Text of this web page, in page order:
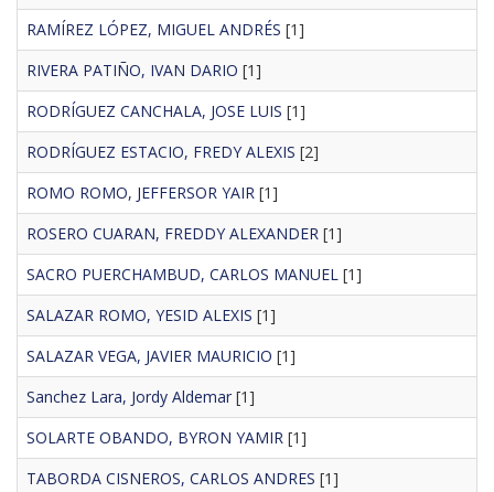
RAMÍREZ LÓPEZ, MIGUEL ANDRÉS [1]
RIVERA PATIÑO, IVAN DARIO [1]
RODRÍGUEZ CANCHALA, JOSE LUIS [1]
RODRÍGUEZ ESTACIO, FREDY ALEXIS [2]
ROMO ROMO, JEFFERSOR YAIR [1]
ROSERO CUARAN, FREDDY ALEXANDER [1]
SACRO PUERCHAMBUD, CARLOS MANUEL [1]
SALAZAR ROMO, YESID ALEXIS [1]
SALAZAR VEGA, JAVIER MAURICIO [1]
Sanchez Lara, Jordy Aldemar [1]
SOLARTE OBANDO, BYRON YAMIR [1]
TABORDA CISNEROS, CARLOS ANDRES [1]